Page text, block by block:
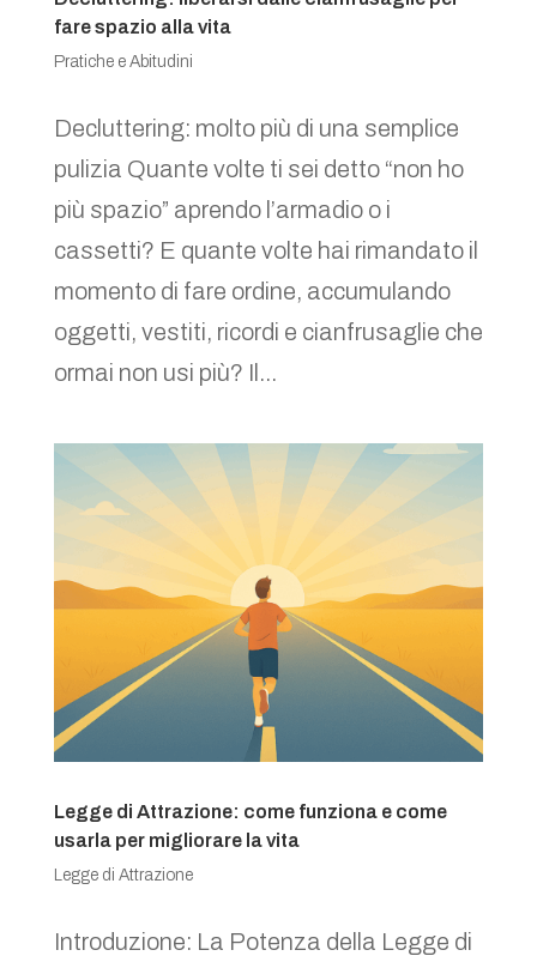
fare spazio alla vita
Pratiche e Abitudini
Decluttering: molto più di una semplice
pulizia Quante volte ti sei detto “non ho
più spazio” aprendo l’armadio o i
cassetti? E quante volte hai rimandato il
momento di fare ordine, accumulando
oggetti, vestiti, ricordi e cianfrusaglie che
ormai non usi più? Il...
Legge di Attrazione: come funziona e come
usarla per migliorare la vita
Legge di Attrazione
Introduzione: La Potenza della Legge di